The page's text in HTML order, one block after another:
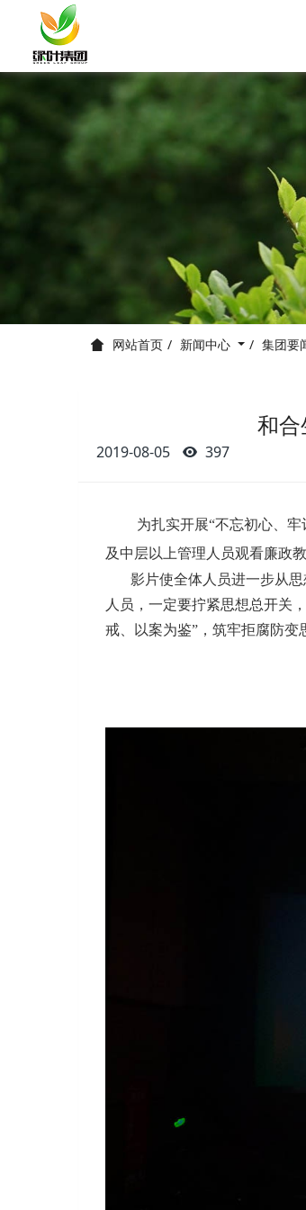
网站首页 新闻中心 集团要
和合
2019-08-05 397
为扎实开展“不忘初心、
及中层以上管理人员观看廉政
影片使全体人员进一步从思
人员，一定要拧紧思想总开关
戒、以案为鉴”，筑牢拒腐防变